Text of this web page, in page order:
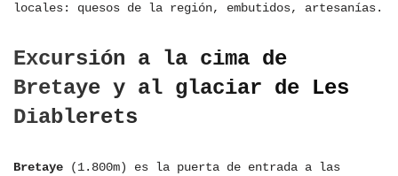
locales: quesos de la región, embutidos, artesanías.
Excursión a la cima de
Bretaye y al glaciar de Les
Diablerets
Bretaye (1.800m) es la puerta de entrada a las